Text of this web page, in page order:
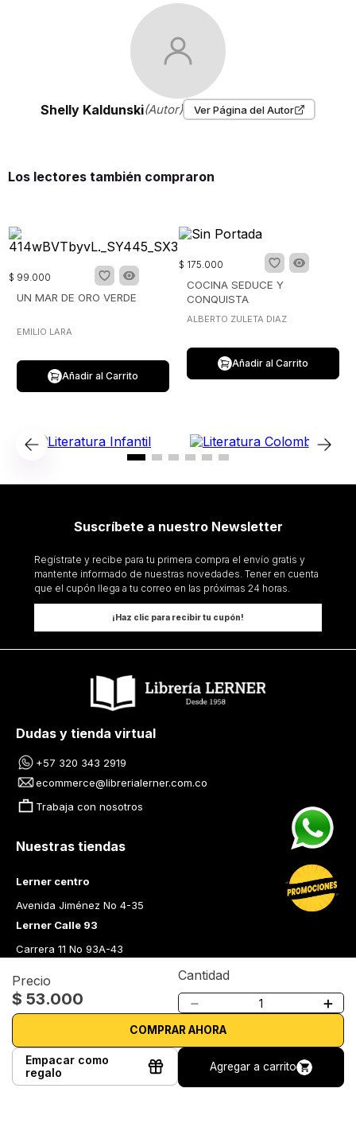
Precio
$ 53.000
Cantidad
＋
－
COMPRAR AHORA
Empacar como
regalo
Agregar a carrito
Shelly Kaldunski(Autor) Ver Página del Autor
Los lectores también compraron
$ 99.000
UN MAR DE ORO VERDE
EMILIO LARA
Añadir al Carrito
$ 175.000
COCINA SEDUCE Y
CONQUISTA
ALBERTO ZULETA DIAZ
Añadir al Carrito
Suscríbete a nuestro Newsletter
Regístrate y recibe para tu primera compra el envío gratis y
mantente informado de nuestras novedades. Tener en cuenta
que el cupón llega a tu correo en las próximas 24 horas.
¡Haz clic para recibir tu cupón!
Dudas y tienda virtual
+57 320 343 2919
ecommerce@librerialerner.com.co
Trabaja con nosotros
Nuestras tiendas
Lerner centro
Avenida Jiménez No 4-35
Lerner Calle 93
Carrera 11 No 93A-43
Carrera 43 A No. 05 A - 113 Local 103 Edificio One Plaza PH
Medellín Colombia
Librería Lerner - Comprar libros en Colombia
Quiénes somos
Librerías